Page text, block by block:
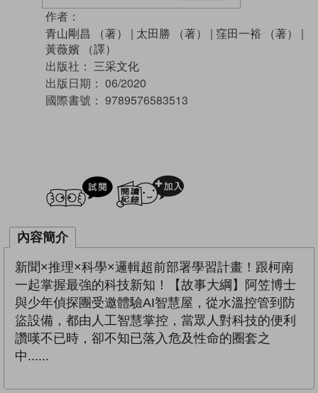
作者：
青山剛昌 （著）
| 太田勝 （著） | 窪田一裕 （著）
|
黃薇嬪 （譯）
出版社： 三采文化
出版日期： 06/2020
國際書號： 9789576583513
試閲
內容簡介
新聞×推理×科學×邏輯超前部署學習計畫！跟柯南
一起掌握最強的科技新知！【故事大綱】阿笠博士
與少年偵探團受邀體驗AI智慧屋，從水溫控管到防
盜設備，都由人工智慧掌控，當眾人對科技的便利
讚嘆不已時，卻不知已落入危及性命的圈套之
中......